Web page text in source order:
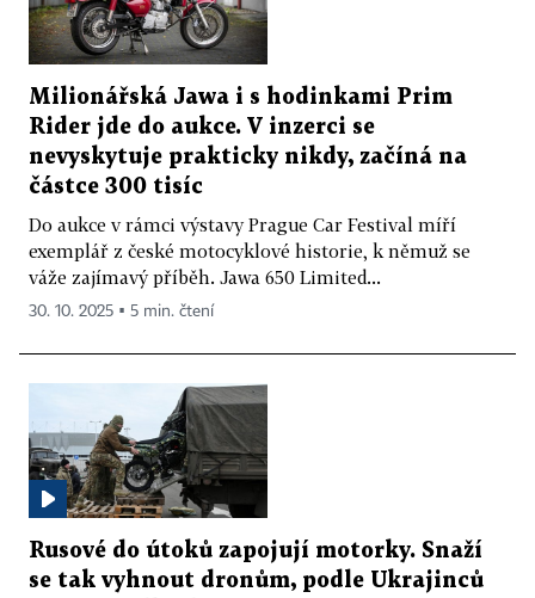
Milionářská Jawa i s hodinkami Prim
Rider jde do aukce. V inzerci se
nevyskytuje prakticky nikdy, začíná na
částce 300 tisíc
Do aukce v rámci výstavy Prague Car Festival míří
exemplář z české motocyklové historie, k němuž se
váže zajímavý příběh. Jawa 650 Limited...
30. 10. 2025 ▪ 5 min. čtení
Rusové do útoků zapojují motorky. Snaží
se tak vyhnout dronům, podle Ukrajinců